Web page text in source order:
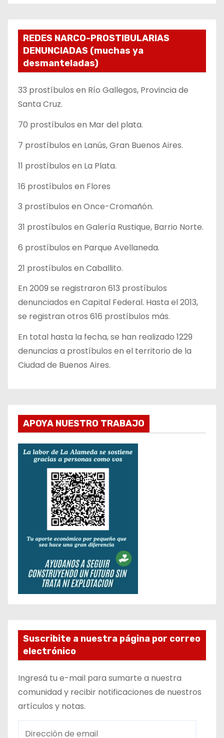
REDES NARCO-PROSTIBULARIAS
DENUNCIADAS (muchas ya
desmanteladas)
33 prostíbulos en Río Gallegos, Provincia de
Santa Cruz.
70 prostíbulos en Mar del plata.
7 prostíbulos en Lanús, Gran Buenos Aires.
11 prostíbulos en La Plata.
16 prostíbulos en Flores
3 prostíbulos en Once-Cromañón.
31 prostíbulos en Galería Rustique, Barrio Norte.
6 prostíbulos en Parque Avellaneda.
21 prostíbulos en Caballito.
En 2009 se registraron 613 prostíbulos
denunciados en Capital Federal. Hasta el 2013,
se registran otros 616 prostíbulos más.
En total hasta la fecha, se han realizado 1229
denuncias a prostíbulos en el territorio de la
Ciudad de Buenos Aires.
APOYA NUESTRO TRABAJO
Suscribite a nuestra página por correo
electrónico
Ingresá tu e-mail para sumarte a nuestra
comunidad y recibir notificaciones de nuestros
artículos y notas.